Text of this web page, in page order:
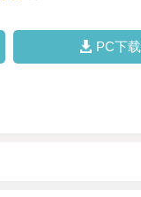
PC下载